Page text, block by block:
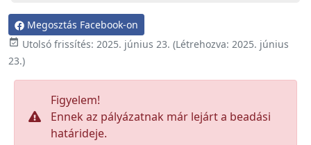
Megosztás Facebook-on
 Utolsó frissítés: 2025. június 23. (Létrehozva: 2025. június
23.)
Figyelem!
Ennek az pályázatnak már lejárt a beadási
határideje.